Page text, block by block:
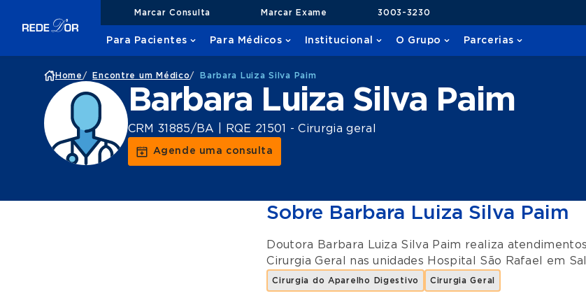
Marcar Consulta Marcar Exame 3003-3230
Para Pacientes Para Médicos Institucional O Grupo Parcerias
Home / Encontre um Médico/ Barbara Luiza Silva Paim
Barbara Luiza Silva Paim
CRM 31885/BA | RQE 21501 - Cirurgia geral
Agende uma consulta
Sobre Barbara Luiza Silva Paim
Doutora Barbara Luiza Silva Paim realiza
Cirurgia Geral
nas unidades Hospital São Rafael em
Cirurgia do Aparelho Digestivo Cirurgia Geral